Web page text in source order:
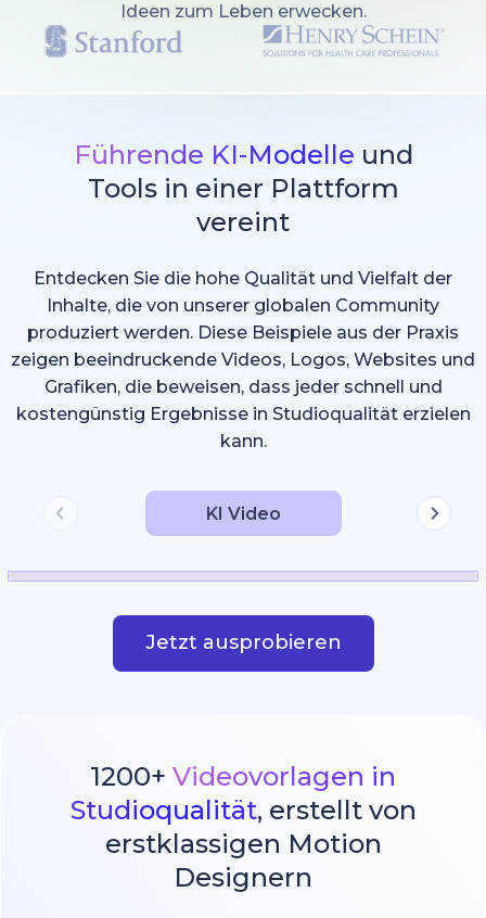
Ideen zum Leben erwecken.
Führende KI-Modelle und
Tools in einer Plattform
vereint
Entdecken Sie die hohe Qualität und Vielfalt der
Inhalte, die von unserer globalen Community
produziert werden. Diese Beispiele aus der Praxis
zeigen beeindruckende Videos, Logos, Websites und
Grafiken, die beweisen, dass jeder schnell und
kostengünstig Ergebnisse in Studioqualität erzielen
kann.
KI Video
Jetzt ausprobieren
1200+ Videovorlagen in
Studioqualität, erstellt von
erstklassigen Motion
Designern